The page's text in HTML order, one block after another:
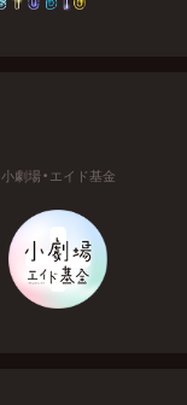
小劇場・エイド基金